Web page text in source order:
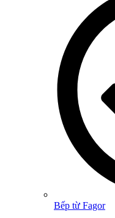
Bếp từ Fagor